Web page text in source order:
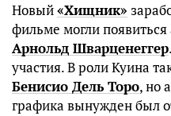
Новый«Хищник»
фильме могли
Арнольд Шварценеггер
участия. В роли Куина
Бенисио Дель Торо, но
графика вынужден был